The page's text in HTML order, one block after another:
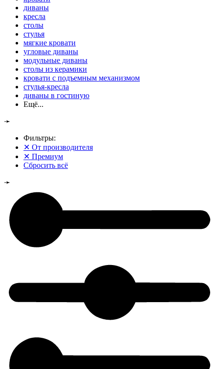
диваны
кресла
столы
стулья
мягкие кровати
угловые диваны
модульные диваны
столы из керамики
кровати с подъемным механизмом
стулья-кресла
диваны в гостиную
Ещё...
➛
Фильтры:
✕ От производителя
✕ Премиум
Сбросить всё
➛